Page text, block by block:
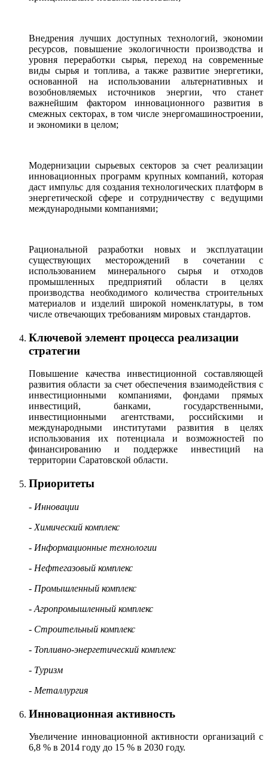
Внедрения лучших доступных технологий, экономии
ресурсов, повышение экологичности производства и
уровня переработки сырья, переход на современные
виды сырья и топлива, а также развитие энергетики,
основанной на использовании альтернативных и
возобновляемых источников энергии, что станет
важнейшим фактором инновационного развития в
смежных секторах, в том числе энергомашиностроении,
и экономики в целом;
Модернизации сырьевых секторов за счет реализации
инновационных программ крупных компаний, которая
даст импульс для создания технологических платформ в
энергетической сфере и сотрудничеству с ведущими
международными компаниями;
Рациональной разработки новых и эксплуатации
существующих месторождений в сочетании с
использованием минерального сырья и отходов
промышленных предприятий области в целях
производства необходимого количества строительных
материалов и изделий широкой номенклатуры, в том
числе отвечающих требованиям мировых стандартов.
Ключевой элемент процесса реализации
стратегии
Повышение качества инвестиционной составляющей
развития области за счет обеспечения взаимодействия с
инвестиционными компаниями, фондами прямых
инвестиций, банками, государственными,
инвестиционными агентствами, российскими и
международными институтами развития в целях
использования их потенциала и возможностей по
финансированию и поддержке инвестиций на
территории Саратовской области.
Приоритеты
- Инновации
- Химический комплекс
- Информационные технологии
- Нефтегазовый комплекс
- Промышленный комплекс
- Агропромышленный комплекс
- Строительный комплекс
- Топливно-энергетический комплекс
- Туризм
- Металлургия
Инновационная активность
Увеличение инновационной активности организаций с
6,8 % в 2014 году до 15 % в 2030 году.